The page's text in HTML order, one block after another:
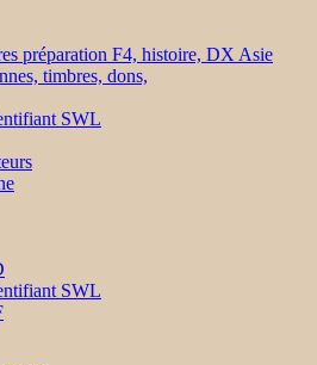
préparation F4, histoire, DX Asie
timbres, dons,
SWL
SWL